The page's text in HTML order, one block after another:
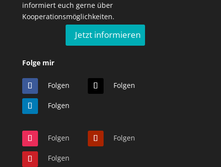
informiert euch gerne über
Kooperationsmöglichkeiten.
Jetzt informieren
Folge mir
Folgen Folgen
Folgen
Folgen Folgen
Folgen